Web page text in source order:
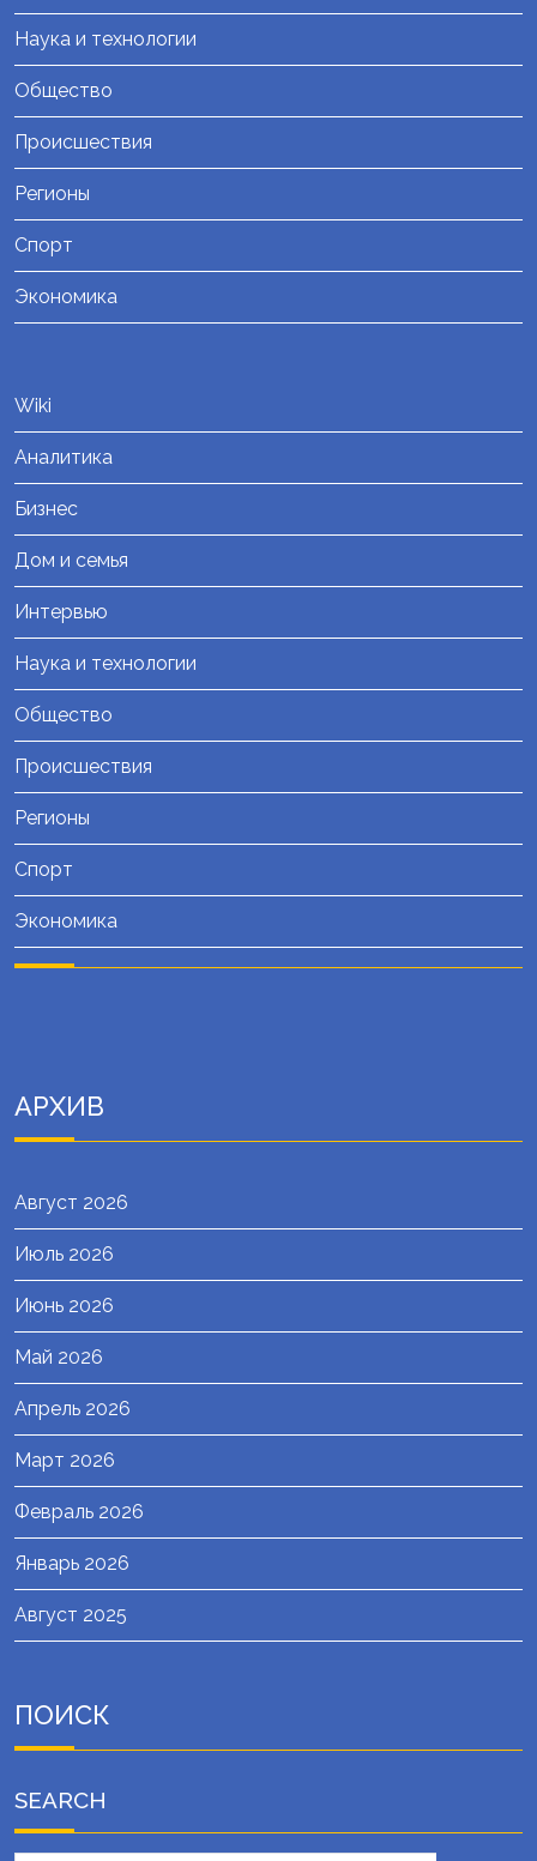
Наука и технологии
Общество
Происшествия
Регионы
Спорт
Экономика
Wiki
Аналитика
Бизнес
Дом и семья
Интервью
Наука и технологии
Общество
Происшествия
Регионы
Спорт
Экономика
АРХИВ
Август 2026
Июль 2026
Июнь 2026
Май 2026
Апрель 2026
Март 2026
Февраль 2026
Январь 2026
Август 2025
ПОИСК
SEARCH